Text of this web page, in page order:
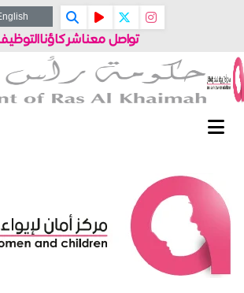
English
تواصل معناشركاؤناالتوظيف